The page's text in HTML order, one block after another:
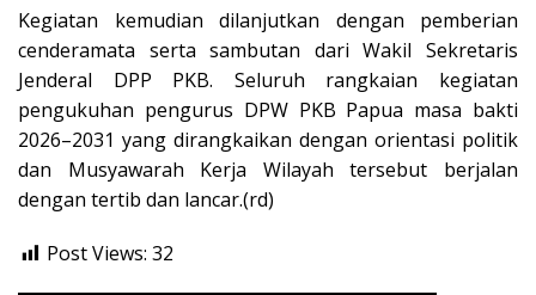
Kegiatan kemudian dilanjutkan dengan pemberian
cenderamata serta sambutan dari Wakil Sekretaris
Jenderal DPP PKB. Seluruh rangkaian kegiatan
pengukuhan pengurus DPW PKB Papua masa bakti
2026–2031 yang dirangkaikan dengan orientasi politik
dan Musyawarah Kerja Wilayah tersebut berjalan
dengan tertib dan lancar.(rd)
Post Views: 32